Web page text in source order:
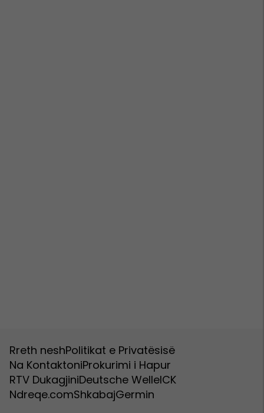
Rreth neshPolitikat e Privatësisë
Na KontaktoniProkurimi i Hapur
RTV DukagjiniDeutsche WelleICK
Ndreqe.comShkabajGermin